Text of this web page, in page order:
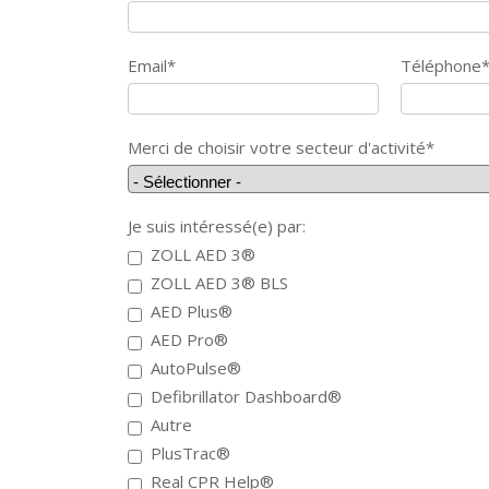
Email* Téléphone*
Merci de choisir votre secteur d'activité*
Je suis intéressé(e) par:
ZOLL AED 3®
ZOLL AED 3® BLS
AED Plus®
AED Pro®
AutoPulse®
Defibrillator Dashboard®
Autre
PlusTrac®
Real CPR Help®